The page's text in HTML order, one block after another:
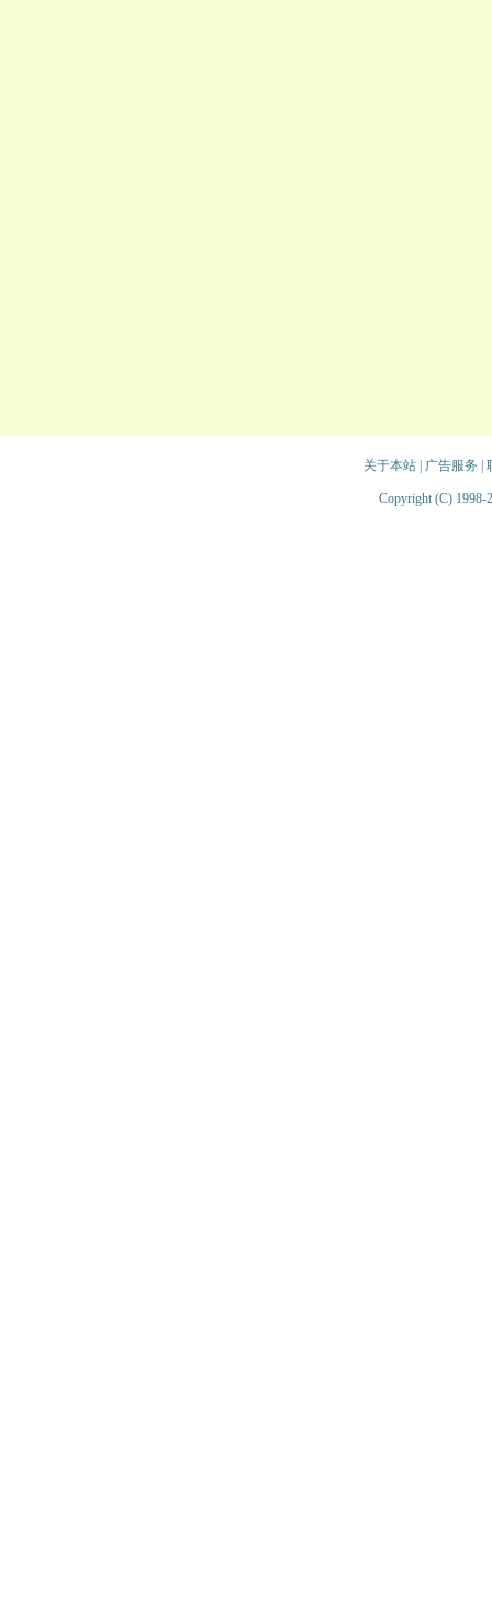
关于本站| 广告服务
Copyright (C) 1998-